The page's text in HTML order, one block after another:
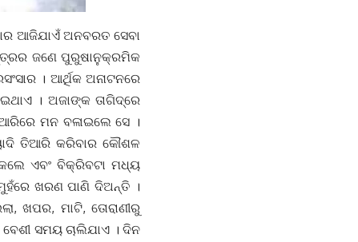
ଆଜିଯାଏଁ ଅନବରତ ସେବା
ଜଣେ ପୁରୁଷାନୁକ୍ରମିକ
। ଆର୍ଥିକ ଅନାଟନରେ
। ଅଜାଙ୍କ ତାଗିଦ୍ରେ
ମନ ବଳାଇଲେ ସେ ।
ତିଆରି କରିବାର କୌଶଳ
ଏବଂ ବିକ୍ରିବଟା ମଧ୍ୟ
ଖରଣ ପାଣି ଦିଅନ୍ତି ।
ଖପର, ମାଟି, ତୋରାଣୀରୁ
ସମୟ ଚାଲିଯାଏ । ଦିନ